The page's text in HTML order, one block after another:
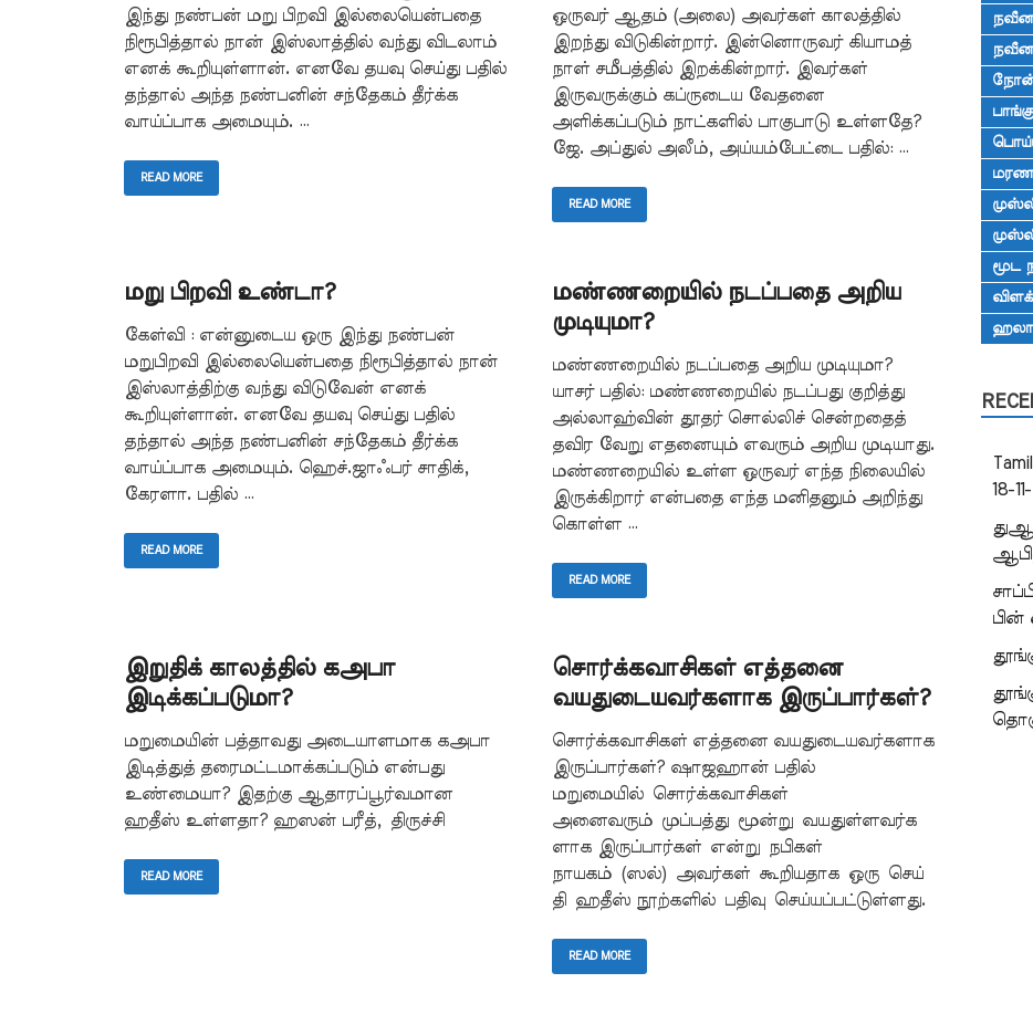
இந்து நண்பன் மறு பிறவி இல்லையென்பதை
நிரூபித்தால் நான் இஸ்லாத்தில் வந்து விடலாம்
எனக் கூறியுள்ளான். எனவே தயவு செய்து பதில்
தந்தால் அந்த நண்பனின் சந்தேகம் தீர்க்க
வாய்ப்பாக அமையும். …
READ MORE
ஒருவர் ஆதம் (அலை) அவர்கள் காலத்தில்
இறந்து விடுகின்றார். இன்னொருவர் கியாமத்
நாள் சமீபத்தில் இறக்கின்றார். இவர்கள்
இருவருக்கும் கப்ருடைய வேதனை
அளிக்கப்படும் நாட்களில் பாகுபாடு உள்ளதே?
ஜே. அப்துல் அலீம், அய்யம்பேட்டை பதில்: …
READ MORE
மறு பிறவி உண்டா?
கேள்வி : என்னுடைய ஒரு இந்து நண்பன்
மறுபிறவி இல்லையென்பதை நிரூபித்தால் நான்
இஸ்லாத்திற்கு வந்து விடுவேன் எனக்
கூறியுள்ளான். எனவே தயவு செய்து பதில்
தந்தால் அந்த நண்பனின் சந்தேகம் தீர்க்க
வாய்ப்பாக அமையும். ஹெச்.ஜாஃபர் சாதிக்,
கேரளா. பதில் …
READ MORE
மண்ணறையில் நடப்பதை அறிய
முடியுமா?
மண்ணறையில் நடப்பதை அறிய முடியுமா?
யாசர் பதில்: மண்ணறையில் நடப்பது குறித்து
அல்லாஹ்வின் தூதர் சொல்லிச் சென்றதைத்
தவிர வேறு எதனையும் எவரும் அறிய முடியாது.
மண்ணறையில் உள்ள ஒருவர் எந்த நிலையில்
இருக்கிறார் என்பதை எந்த மனிதனும் அறிந்து
கொள்ள …
READ MORE
இறுதிக் காலத்தில் கஅபா
இடிக்கப்படுமா?
மறுமையின் பத்தாவது அடையாளமாக கஅபா
இடித்துத் தரைமட்டமாக்கப்படும் என்பது
உண்மையா? இதற்கு ஆதாரப்பூர்வமான
ஹதீஸ் உள்ளதா? ஹஸன் பரீத், திருச்சி
READ MORE
சொர்க்கவாசிகள் எத்தனை
வயதுடையவர்களாக இருப்பார்கள்?
சொர்க்கவாசிகள் எத்தனை வயதுடையவர்களாக
இருப்பார்கள்? ஷாஜஹான் பதில்
மறுமையில் சொர்க்கவாசிகள்
அனைவரும் முப்பத்து மூன்று வயதுள்ளவர்க
ளாக இருப்பார்கள் என்று நபிகள்
நாயகம் (ஸல்) அவர்கள் கூறியதாக ஒரு செய்
தி ஹதீஸ் நூற்களில் பதிவு செய்யப்பட்டுள்ளது.
READ MORE
நவீன
நவீன
மூட
18-
பின்